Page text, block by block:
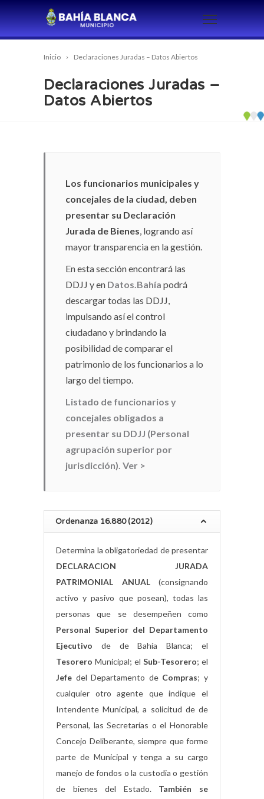
Inicio Declaraciones Juradas – Datos Abiertos
Declaraciones Juradas –
Datos Abiertos
Los funcionarios municipales y
concejales de la ciudad, deben
presentar su Declaración
Jurada de Bienes, logrando así
mayor transparencia en la gestión.
En esta sección encontrará las
DDJJ y en Datos.Bahía podrá
descargar todas las DDJJ,
impulsando así el control
ciudadano y brindando la
posibilidad de comparar el
patrimonio de los funcionarios a lo
largo del tiempo.
Listado de funcionarios y
concejales obligados a
presentar su DDJJ (Personal
agrupación superior por
jurisdicción). Ver >
Ordenanza 16.880 (2012)
Determina la obligatoriedad de presentar
DECLARACION JURADA
PATRIMONIAL ANUAL(consignando
activo y pasivo que posean), todas las
personas que se desempeñen como
Personal Superior del Departamento
Ejecutivo de de Bahía Blanca; el
Tesorero Municipal; el Sub-Tesorero; el
Jefe del Departamento de Compras; y
cualquier otro agente que indique el
Intendente Municipal, a solicitud de de
Personal, las Secretarías o el Honorable
Concejo Deliberante, siempre que forme
parte de Municipal y tenga a su cargo
manejo de fondos o la custodia o gestión
de bienes del Estado.También se